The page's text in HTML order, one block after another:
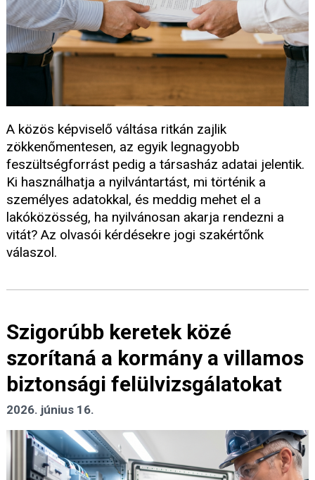
A közös képviselő váltása ritkán zajlik
zökkenőmentesen, az egyik legnagyobb
feszültségforrást pedig a társasház adatai jelentik.
Ki használhatja a nyilvántartást, mi történik a
személyes adatokkal, és meddig mehet el a
lakóközösség, ha nyilvánosan akarja rendezni a
vitát? Az olvasói kérdésekre jogi szakértőnk
válaszol.
Szigorúbb keretek közé
szorítaná a kormány a villamos
biztonsági felülvizsgálatokat
2026. június 16.